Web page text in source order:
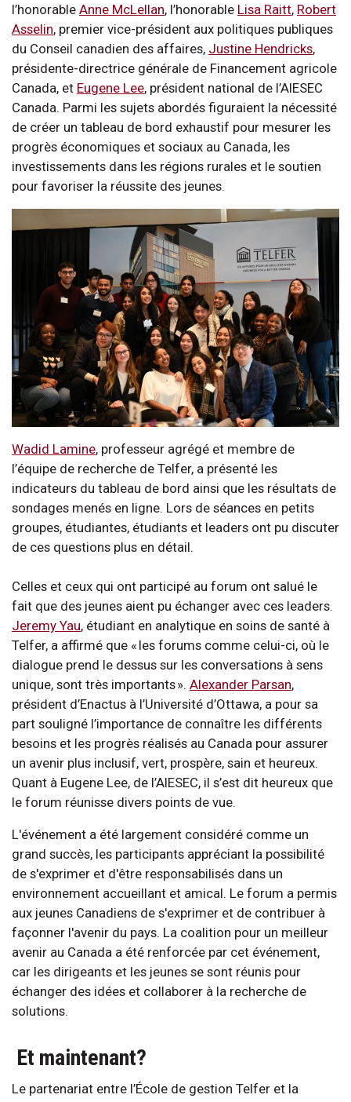
l’honorable Anne McLellan, l’honorable Lisa Raitt, Robert
Asselin, premier vice-président aux politiques publiques
du Conseil canadien des affaires, Justine Hendricks,
présidente-directrice générale de Financement agricole
Canada, et Eugene Lee, président national de l’AIESEC
Canada. Parmi les sujets abordés figuraient la nécessité
de créer un tableau de bord exhaustif pour mesurer les
progrès économiques et sociaux au Canada, les
investissements dans les régions rurales et le soutien
pour favoriser la réussite des jeunes.
Wadid Lamine, professeur agrégé et membre de
l’équipe de recherche de Telfer, a présenté les
indicateurs du tableau de bord ainsi que les résultats de
sondages menés en ligne. Lors de séances en petits
groupes, étudiantes, étudiants et leaders ont pu discuter
de ces questions plus en détail.
Celles et ceux qui ont participé au forum ont salué le
fait que des jeunes aient pu échanger avec ces leaders.
Jeremy Yau, étudiant en analytique en soins de santé à
Telfer, a affirmé que « les forums comme celui-ci, où le
dialogue prend le dessus sur les conversations à sens
unique, sont très importants ». Alexander Parsan,
président d’Enactus à l’Université d’Ottawa, a pour sa
part souligné l’importance de connaître les différents
besoins et les progrès réalisés au Canada pour assurer
un avenir plus inclusif, vert, prospère, sain et heureux.
Quant à Eugene Lee, de l’AIESEC, il s’est dit heureux que
le forum réunisse divers points de vue.
L'événement a été largement considéré comme un
grand succès, les participants appréciant la possibilité
de s'exprimer et d'être responsabilisés dans un
environnement accueillant et amical. Le forum a permis
aux jeunes Canadiens de s'exprimer et de contribuer à
façonner l'avenir du pays. La coalition pour un meilleur
avenir au Canada a été renforcée par cet événement,
car les dirigeants et les jeunes se sont réunis pour
échanger des idées et collaborer à la recherche de
solutions.
Et maintenant?
Le partenariat entre l’École de gestion Telfer et la